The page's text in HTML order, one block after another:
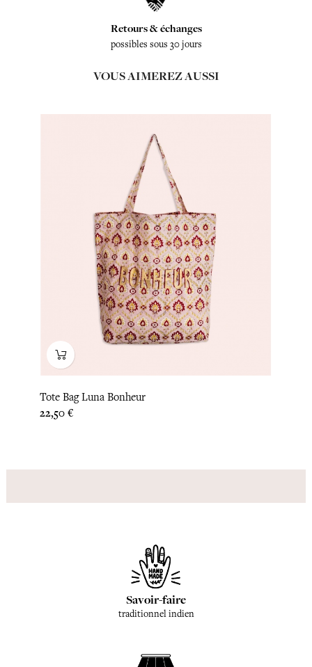
Retours & échanges
possibles sous 30 jours
VOUS AIMEREZ AUSSI
Tote Bag Luna Bonheur
Prix
22,50 €
Savoir-faire
traditionnel indien